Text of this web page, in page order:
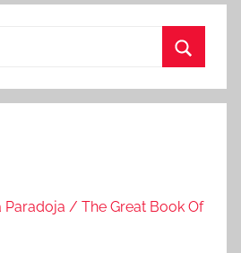
Paradoja / The Great Book Of